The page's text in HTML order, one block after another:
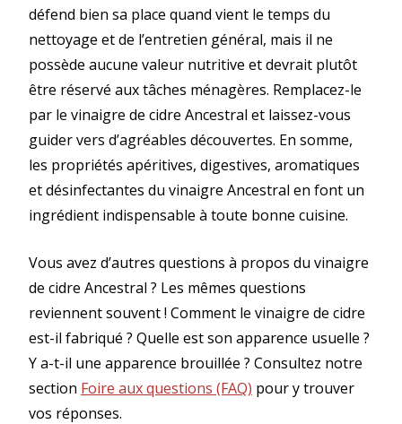
défend bien sa place quand vient le temps du
nettoyage et de l’entretien général, mais il ne
possède aucune valeur nutritive et devrait plutôt
être réservé aux tâches ménagères. Remplacez-le
par le vinaigre de cidre Ancestral et laissez-vous
guider vers d’agréables découvertes. En somme,
les propriétés apéritives, digestives, aromatiques
et désinfectantes du vinaigre Ancestral en font un
ingrédient indispensable à toute bonne cuisine.
Vous avez d’autres questions à propos du vinaigre
de cidre Ancestral ? Les mêmes questions
reviennent souvent ! Comment le vinaigre de cidre
est-il fabriqué ? Quelle est son apparence usuelle ?
Y a-t-il une apparence brouillée ? Consultez notre
section Foire aux questions (FAQ) pour y trouver
vos réponses.